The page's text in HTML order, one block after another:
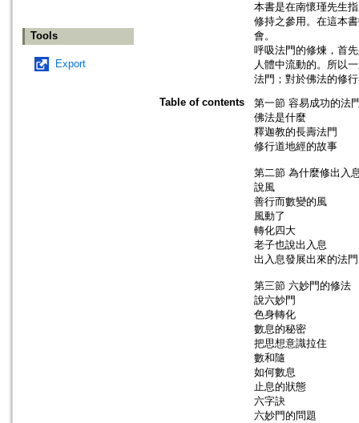
Tools
Export
本書是在南懷瑾先生
修持之參用。在這本
會。
呼吸法門的修煉，首
人體中流動的。所以
法門；對於佛法的修
Table of contents
第一節 容易成功的法
佛法是什麼
釋迦教的長壽法門
修行道地經的故事
第二節 為什麼修出入
說風
善行而數變的風
風動了
轉化四大
老子也說出入息
出入息發展出來的法門
第三節 六妙門的修法
說六妙門
色身轉化
數息的秘密
把思想意識拉住
數和隨
如何數息
止息的狀態
六字訣
六妙門的問題